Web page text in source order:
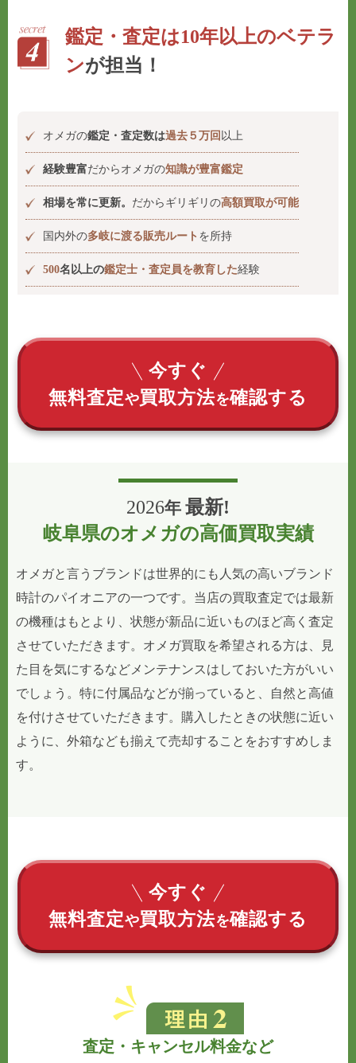
鑑定・査定は10年以上のベテラ
ンが担当！
オメガの鑑定・査定数は過去５万回 以上
経験豊富だからオメガの知識が豊富鑑定
相場を常に更新。 だからギリギリの高額買取が可能
国内外の多岐に渡る販売ルート を所持
500名以上の鑑定士・査定員を教育した経験
今すぐ
無料査定や買取方法を確認する
2026年 最新!
岐阜県のオメガの高価買取実績
オメガと言うブランドは世界的にも人気の高いブランド
時計のパイオニアの一つです。当店の買取査定では最新
の機種はもとより、状態が新品に近いものほど高く査定
させていただきます。オメガ買取を希望される方は、見
た目を気にするなどメンテナンスはしておいた方がいい
でしょう。特に付属品などが揃っていると、自然と高値
を付けさせていただきます。購入したときの状態に近い
ように、外箱なども揃えて売却することをおすすめしま
す。
今すぐ
無料査定や買取方法を確認する
査定・キャンセル料金など